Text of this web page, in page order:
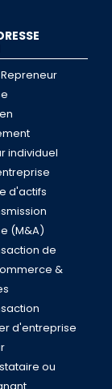
individuel
d'actifs
(M&A)
de
&
d'entreprise
ou